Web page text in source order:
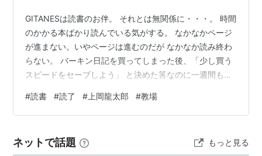
現在は京都で隠遁生活。
弟子に(大空)テント、ぜんじろう等がいる。
GITANESは読書のお伴。 それとは無関係に・・・。 時間
のかかる本ばかり読んでいる気がする。 なかなかページ
が進まない。いやページは進むのだが なかなか読み終わ
らない。 バーキン日記を買ってしまった後、「少し買う
スピードをセーブしよう」 と決めた筈なのに一週間も経
のだ。
」」」」」」」」」」」」」」」」」」」」」」」」」
しキャラクターはすでに「風間公親」丸出し。 千枚通
#読書 #読了 # 上岡龍太郎 #教場
ネットで話題 もっと見る